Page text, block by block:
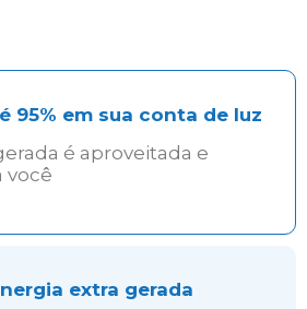
95% em sua conta de luz
é aproveitada e
você
extra gerada